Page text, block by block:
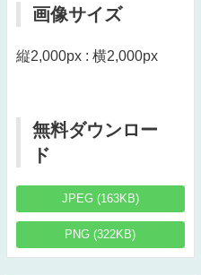
画像サイズ
縦2,000px : 横2,000px
無料ダウンロー
ド
JPEG (163KB)
PNG (322KB)